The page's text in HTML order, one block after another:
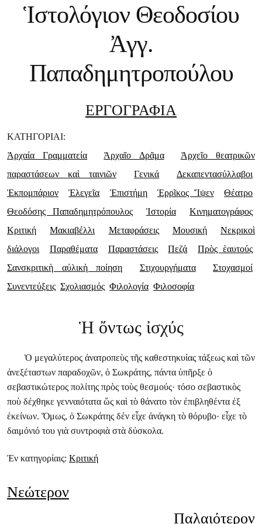
Ἱστολόγιον Θεοδοσίου
Ἀγγ.
Παπαδημητροπούλου
ΕΡΓΟΓΡΑΦΙΑ
ΚΑΤΗΓΟΡΙΑΙ:
Ἀρχαία Γραμματεία
Ἀρχαῖο Δρᾶμα
Ἀρχεῖο θεατρικῶν
παραστάσεων καὶ ταινιῶν
Γενικά
Δεκαπεντασύλλαβοι
Ἐκπομπάριον
Ἐλεγεῖα Ἐπιστήμη Ἑρρῖκος Ἴψεν
Θέατρο
Θεοδόσης Παπαδημητρόπουλος
Ἱστορία
Κινηματογράφος
Κριτική
Μακιαβέλλι Μεταφράσεις Μουσική
Νεκρικοὶ
διάλογοι
Παραθέματα Παραστάσεις Πεζά
Πρὸς ἑαυτούς
Σανσκριτικὴ αὐλικὴ ποίηση
Στιχουργήματα
Στοχασμοί
Συνεντεύξεις Σχολιασμός Φιλολογία Φιλοσοφία
Ἡ ὄντως ἰσχύς
Ὁ μεγαλύτερος ἀνατροπεὺς τῆς καθεστηκυίας τάξεως καὶ τῶν
ἀνεξέταστων παραδοχῶν, ὁ Σωκράτης, πάντα ὑπῆρξε ὁ
σεβαστικώτερος πολίτης πρὸς τοὺς θεσμούς· τόσο σεβαστικὸς
ποὺ δέχθηκε γενναιότατα ὥς καὶ τὸ θάνατο τὸν ἐπιβληθέντα ἐξ
ἐκείνων. Ὅμως, ὁ Σωκράτης δέν εἶχε ἀνάγκη τὸ θόρυβο· εἶχε τὸ
δαιμόνιό του γιὰ συντροφιὰ στὰ δύσκολα.
Ἐν κατηγορίαις: Κριτική
Νεώτερον
Παλαιότερον